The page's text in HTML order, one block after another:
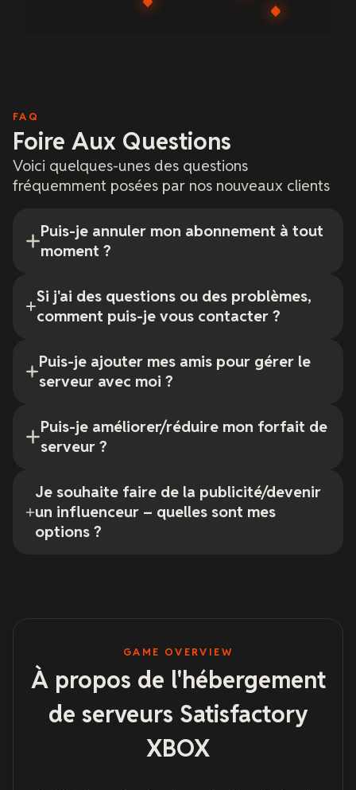
FAQ
Foire Aux Questions
Voici quelques-unes des questions
fréquemment posées par nos nouveaux clients
Puis-je annuler mon abonnement à tout
moment ?
Si j'ai des questions ou des problèmes,
comment puis-je vous contacter ?
Puis-je ajouter mes amis pour gérer le
serveur avec moi ?
Puis-je améliorer/réduire mon forfait de
serveur ?
Je souhaite faire de la publicité/devenir
un influenceur – quelles sont mes
options ?
GAME OVERVIEW
À propos de l'hébergement
de serveurs Satisfactory
XBOX